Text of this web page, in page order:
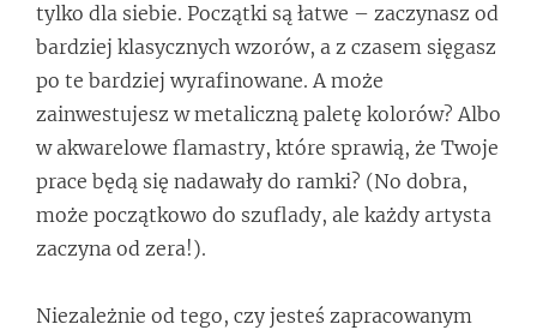
tylko dla siebie. Początki są łatwe – zaczynasz od
bardziej klasycznych wzorów, a z czasem sięgasz
po te bardziej wyrafinowane. A może
zainwestujesz w metaliczną paletę kolorów? Albo
w akwarelowe flamastry, które sprawią, że Twoje
prace będą się nadawały do ramki? (No dobra,
może początkowo do szuflady, ale każdy artysta
zaczyna od zera!).
Niezależnie od tego, czy jesteś zapracowanym